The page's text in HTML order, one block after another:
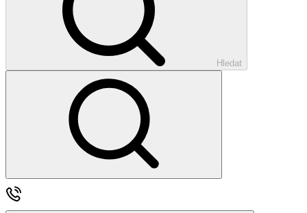
Hledat